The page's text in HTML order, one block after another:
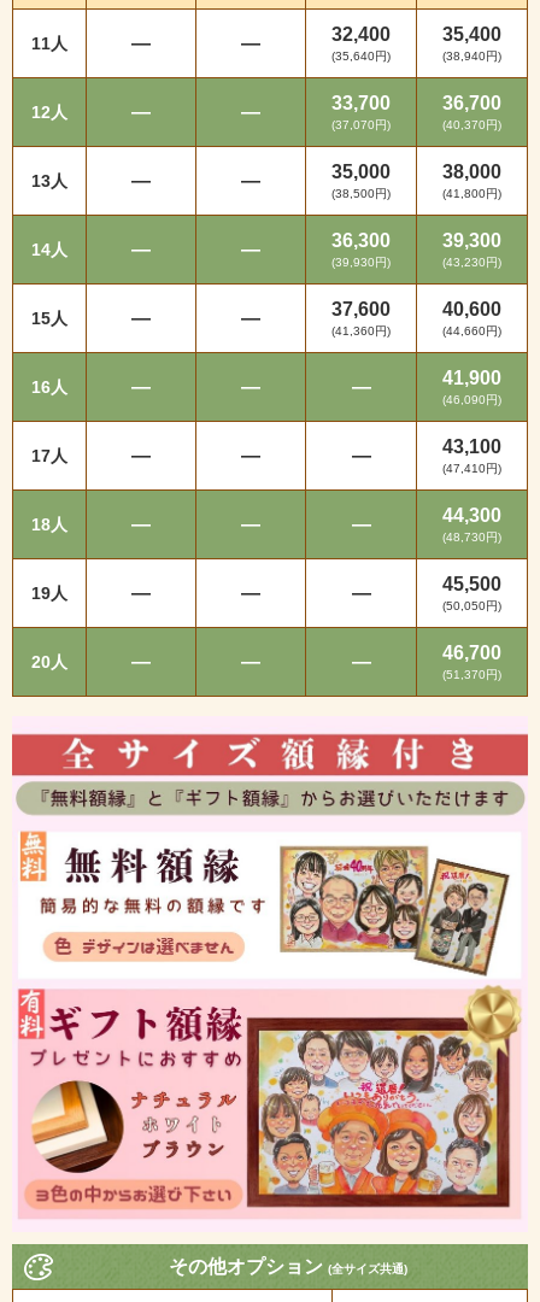
11人 — — 32,400
(35,640円)
35,400
(38,940円)
12人 — — 33,700
(37,070円)
36,700
(40,370円)
13人 — — 35,000
(38,500円)
38,000
(41,800円)
14人 — — 36,300
(39,930円)
39,300
(43,230円)
15人 — — 37,600
(41,360円)
40,600
(44,660円)
16人 — — — 41,900
(46,090円)
17人 — — — 43,100
(47,410円)
18人 — — — 44,300
(48,730円)
19人 — — — 45,500
(50,050円)
20人 — — — 46,700
(51,370円)
その他オプション (全サイズ共通)